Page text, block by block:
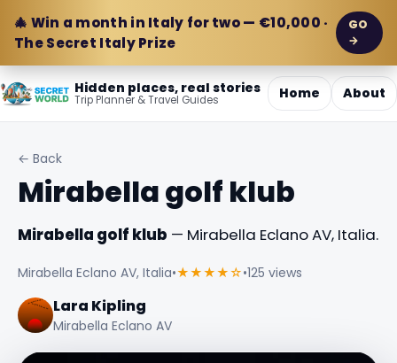
🎄 Win a month in Italy for two — €10,000 ·
The Secret Italy Prize
GO
→
Hidden places, real stories
Trip Planner & Travel Guides Home About
← Back
Mirabella golf klub
Mirabella golf klub — Mirabella Eclano AV, Italia.
Mirabella Eclano AV, Italia•★★★★☆•125 views
Lara Kipling
Mirabella Eclano AV